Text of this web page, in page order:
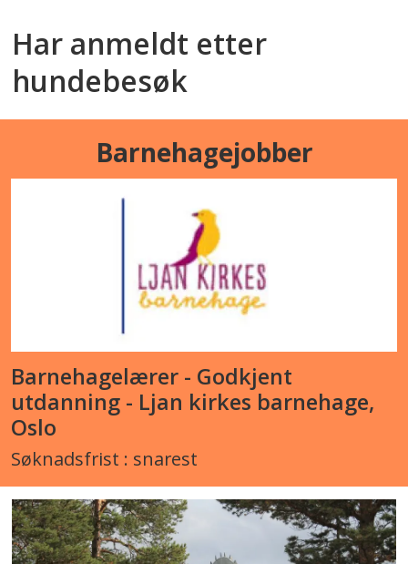
Har anmeldt etter
hundebesøk
Barnehagejobber
Barnehagelærer - Godkjent
utdanning - Ljan kirkes barnehage,
Oslo
Søknadsfrist : snarest